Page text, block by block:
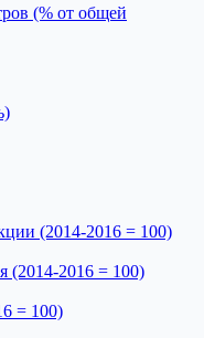
(% от общей
(2014-2016 = 100)
(2014-2016 = 100)
= 100)